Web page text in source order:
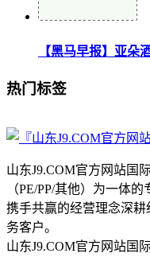
【黑马早报】亚朵
热门标签
山东J9.COM官方网站国
（PE/PP/其他）为一体
携手共赢的经营理念深
务客户。
山东J9.COM官方网站国